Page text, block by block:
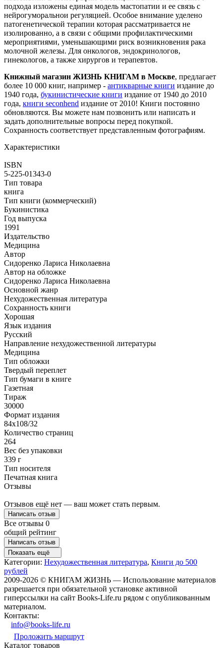
подхода изложены единая модель мастопатии и ее связь с
нейрогуморальнои регуляцией. Особое внимание уделено
патогенетической терапии которая рассматривается не
изолированно, а в связи с общими профилактическими
мероприятиями, уменьшающими риск возникновения рака
молочной железы. Для онкологов, эндокринологов,
гинекологов, а также хирургов и терапевтов.
Книжный магазин ЖИЗНЬ КНИГАМ в Москве, предлагает
более 10 000 книг, например - антикварные книги издание до
1940 года, букинистические книги издание от 1940 до 2010
года, книги seconhend издание от 2010! Книги постоянно
обновляются. Вы можете нам позвонить или написать и
задать дополнительные вопросы перед покупкой.
Сохранность соответствует представленным фотографиям.
Характеристики
ISBN
5-225-01343-0
Тип товара
книга
Тип книги (коммерческий)
Букинистика
Год выпуска
1991
Издательство
Медицина
Автор
Сидоренко Лариса Николаевна
Автор на обложке
Сидоренко Лариса Николаевна
Основной жанр
Нехудожественная литература
Сохранность книги
Хорошая
Язык издания
Русский
Направление нехудожественной литературы
Медицина
Тип обложки
Твердый переплет
Тип бумаги в книге
Газетная
Тираж
30000
Формат издания
84x108/32
Количество страниц
264
Вес без упаковки
339 г
Тип носителя
Печатная книга
Отзывы
Отзывов ещё нет — ваш может стать первым.
Написать отзыв
Все отзывы 0
общий рейтинг
Написать отзыв
Показать ещё
Категории: Нехудожественная литература, Книги до 500
рублей
2009-2026 © КНИГАМ ЖИЗНЬ — Использование материалов
разрешается при обязательной установке активной
гиперссылки на сайт Books-Life.ru рядом с опубликованным
материалом.
Контакты:
info@books-life.ru
Проложить маршрут
Каталог товаров